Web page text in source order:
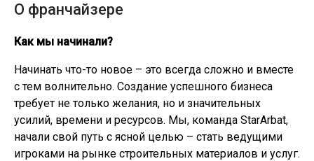
О франчайзере
Как мы начинали?
Начинать что-то новое – это всегда сложно и вместе
с тем волнительно. Создание успешного бизнеса
требует не только желания, но и значительных
усилий, времени и ресурсов. Мы, команда StarArbat,
начали свой путь с ясной целью – стать ведущими
игроками на рынке строительных материалов и услуг.